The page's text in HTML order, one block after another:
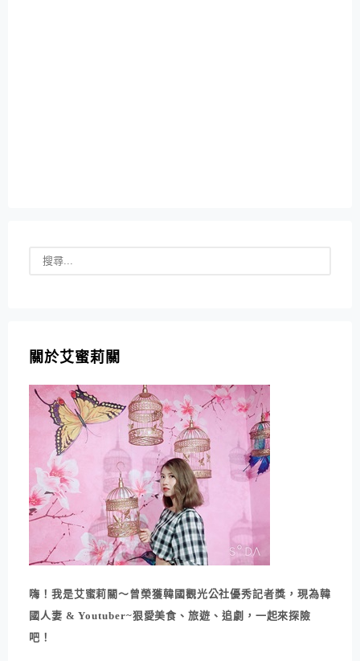
關於艾蜜莉關
嗨！我是艾蜜莉關～曾榮獲韓國觀光公社優秀記者獎，現為韓
國人妻 & Youtuber~狠愛美食、旅遊、追劇，一起來探險
吧！